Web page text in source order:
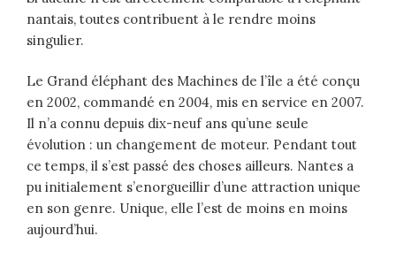
nantais, toutes contribuent à le rendre moins
singulier.
Le Grand éléphant des Machines de l’île a été conçu
en 2002, commandé en 2004, mis en service en 2007.
Il n’a connu depuis dix-neuf ans qu’une seule
évolution : un changement de moteur. Pendant tout
ce temps, il s’est passé des choses ailleurs. Nantes a
pu initialement s’enorgueillir d’une attraction unique
en son genre. Unique, elle l’est de moins en moins
aujourd’hui.